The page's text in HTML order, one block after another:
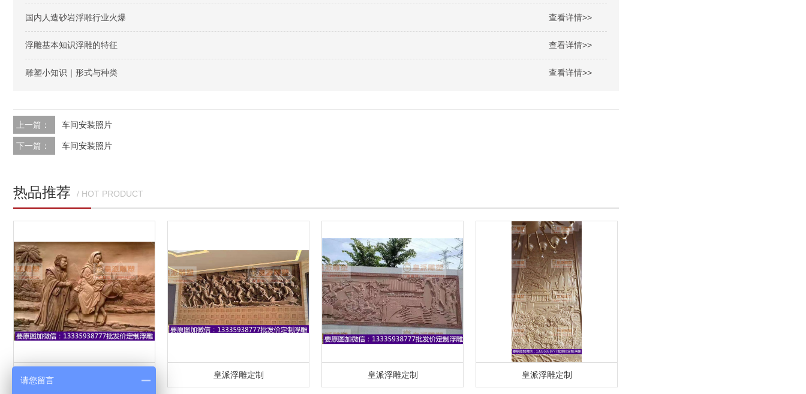
国内人造砂岩浮雕行业火爆 查看详情>>
浮雕基本知识浮雕的特征 查看详情>>
雕塑小知识｜形式与种类 查看详情>>
上一篇： 车间安装照片
下一篇： 车间安装照片
热品推荐 / HOT PRODUCT
皇派浮雕定制 皇派浮雕定制 皇派浮雕定制
请您留言